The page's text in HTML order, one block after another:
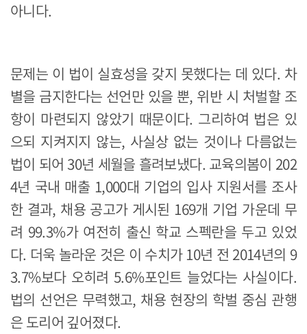
아니다.
문제는 이 법이 실효성을 갖지 못했다는 데 있다. 차
별을 금지한다는 선언만 있을 뿐, 위반 시 처벌할 조
항이 마련되지 않았기 때문이다. 그리하여 법은 있
으되 지켜지지 않는, 사실상 없는 것이나 다름없는
법이 되어 30년 세월을 흘려보냈다. 교육의봄이 202
4년 국내 매출 1,000대 기업의 입사 지원서를 조사
한 결과, 채용 공고가 게시된 169개 기업 가운데 무
려 99.3%가 여전히 출신 학교 스펙란을 두고 있었
다. 더욱 놀라운 것은 이 수치가 10년 전 2014년의 9
3.7%보다 오히려 5.6%포인트 늘었다는 사실이다.
법의 선언은 무력했고, 채용 현장의 학벌 중심 관행
은 도리어 깊어졌다.